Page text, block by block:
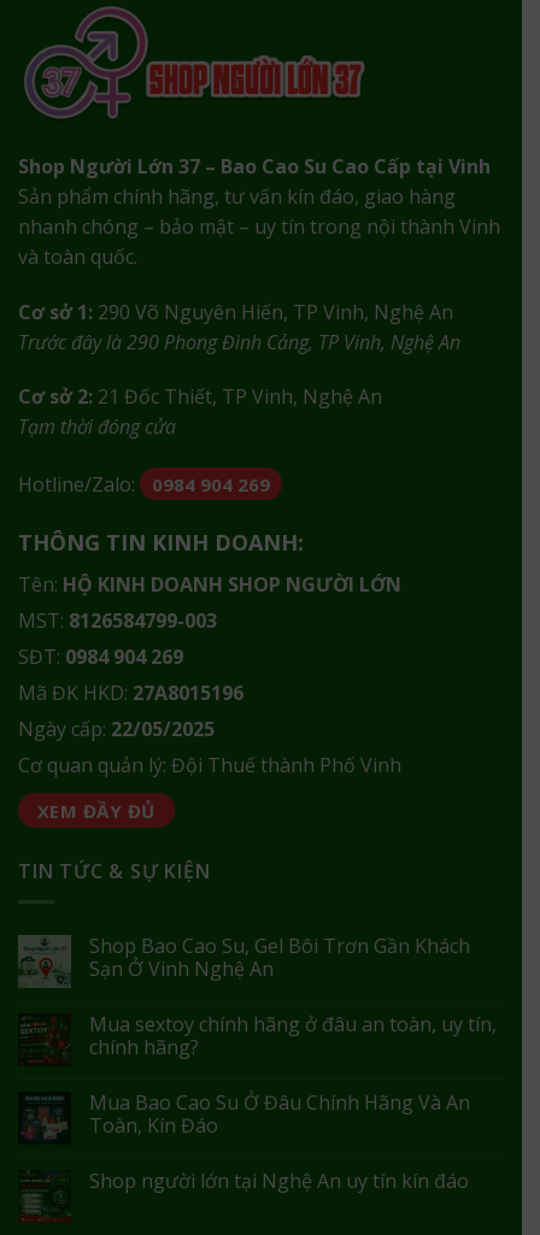
Shop Người Lớn 37 – Bao Cao Su Cao Cấp tại Vinh
Sản phẩm chính hãng, tư vấn kín đáo, giao hàng
nhanh chóng – bảo mật – uy tín trong nội thành Vinh
và toàn quốc.
Cơ sở 1: 290 Võ Nguyên Hiến, TP Vinh, Nghệ An
Trước đây là 290 Phong Đình Cảng, TP Vinh, Nghệ An
Cơ sở 2: 21 Đốc Thiết, TP Vinh, Nghệ An
Tạm thời đóng cửa
Hotline/Zalo: 0984 904 269
THÔNG TIN KINH DOANH:
Tên: HỘ KINH DOANH SHOP NGƯỜI LỚN
MST: 8126584799-003
SĐT: 0984 904 269
Mã ĐK HKD: 27A8015196
Ngày cấp: 22/05/2025
Cơ quan quản lý: Đội Thuế thành Phố Vinh
XEM ĐẦY ĐỦ
TIN TỨC & SỰ KIỆN
Shop Bao Cao Su, Gel Bôi Trơn Gần Khách
Sạn Ở Vinh Nghệ An
Mua sextoy chính hãng ở đâu an toàn, uy tín,
chính hãng?
Mua Bao Cao Su Ở Đâu Chính Hãng Và An
Toàn, Kín Đáo
Shop người lớn tại Nghệ An uy tín kín đáo